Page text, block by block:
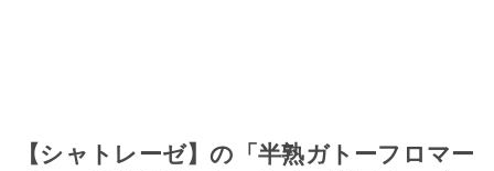
【シャトレーゼ】の「半熟ガトーフロマー